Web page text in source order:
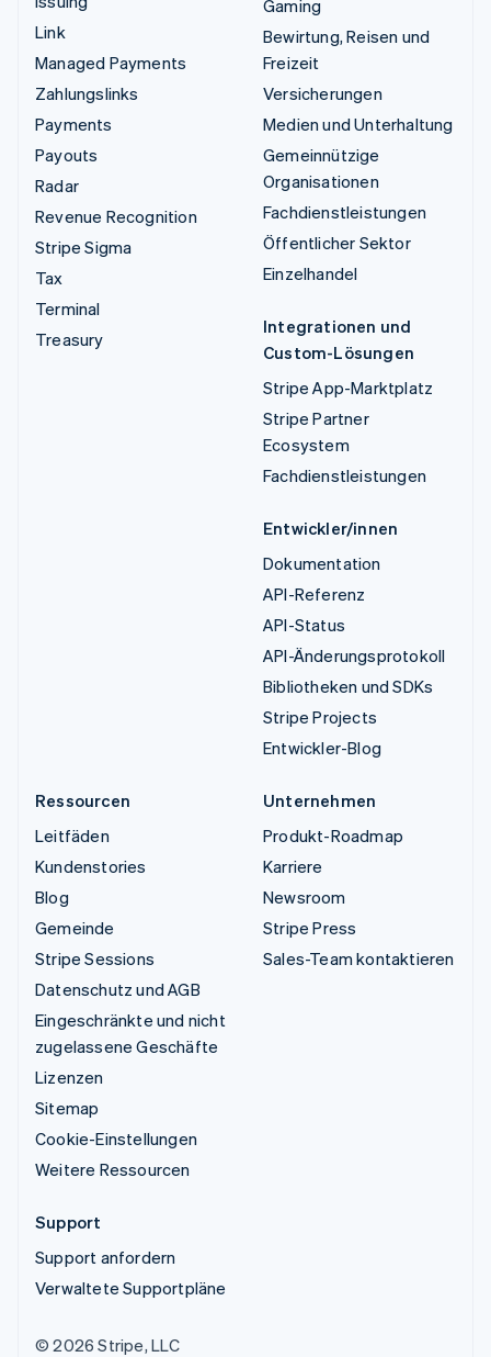
Link
Managed Payments
Zahlungslinks
Payments
Payouts
Radar
Revenue Recognition
Stripe Sigma
Tax
Terminal
Treasury
Gaming
Bewirtung, Reisen und
Freizeit
Versicherungen
Medien und Unterhaltung
Gemeinnützige
Organisationen
Fachdienstleistungen
Öffentlicher Sektor
Einzelhandel
Integrationen und
Custom-Lösungen
Stripe App-Marktplatz
Stripe Partner
Ecosystem
Fachdienstleistungen
Entwickler/innen
Dokumentation
API-Referenz
API-Status
API-Änderungsprotokoll
Bibliotheken und SDKs
Stripe Projects
Entwickler-Blog
Ressourcen
Leitfäden
Kundenstories
Blog
Gemeinde
Stripe Sessions
Datenschutz und AGB
Eingeschränkte und nicht
zugelassene Geschäfte
Lizenzen
Sitemap
Cookie-Einstellungen
Weitere Ressourcen
Unternehmen
Produkt-Roadmap
Karriere
Newsroom
Stripe Press
Sales-Team kontaktieren
Support
Support anfordern
Verwaltete Supportpläne
© 2026 Stripe, LLC